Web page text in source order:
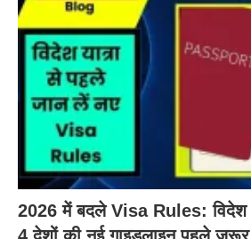
2026 में बदले Visa Rules: विदेश